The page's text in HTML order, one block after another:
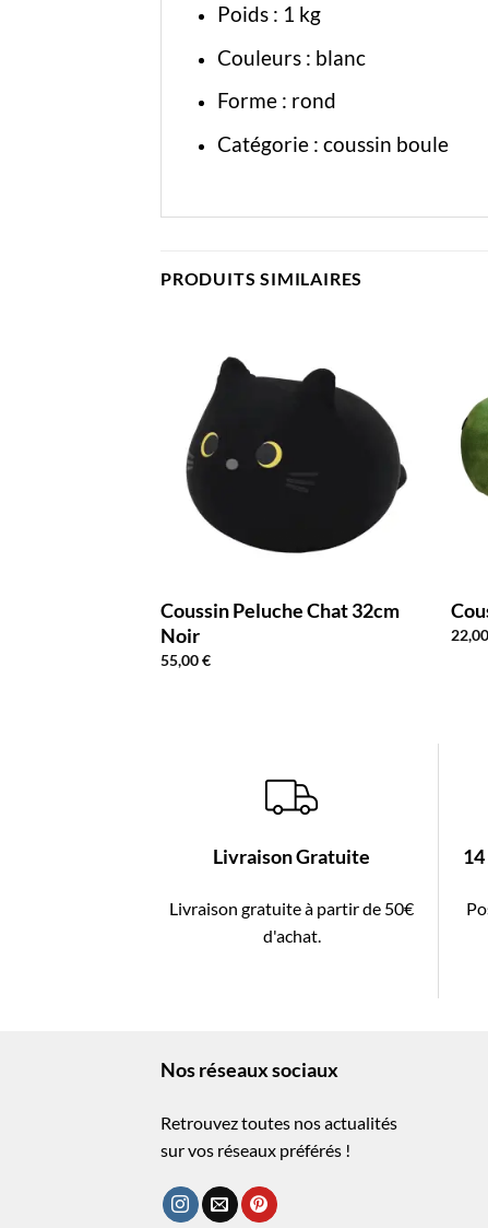
Poids : 1 kg
Couleurs : blanc
Forme : rond
Catégorie : coussin boule
PRODUITS SIMILAIRES
Coussin Peluche Chat 32cm
Noir
55,00€
Livraison Gratuite
Livraison gratuite à partir de 50€
d'achat.
Nos réseaux sociaux
Retrouvez toutes nos actualités
sur vos réseaux préférés !